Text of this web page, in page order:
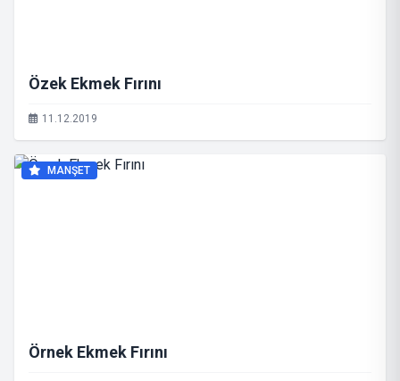
Özek Ekmek Fırını
11.12.2019
MANŞET
Örnek Ekmek Fırını